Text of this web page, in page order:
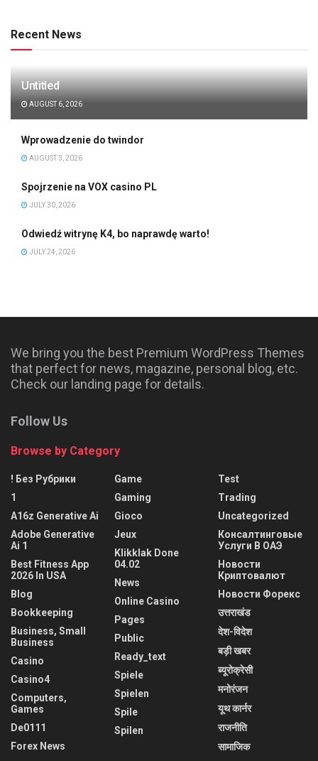
Recent News
Untitled
AUGUST 6, 2026
Wprowadzenie do twindor
AUGUST 3, 2026
Spojrzenie na VOX casino PL
JULY 30, 2026
Odwiedź witrynę K4, bo naprawdę warto!
JULY 24, 2026
We bring you the best Premium WordPress Themes
that perfect for news, magazine, personal blog, etc.
Check our landing page for details.
Follow Us
Browse by Category
! Без Рубрики
1
A16z Generative Ai
Adobe Generative
Ai 1
Best Fitness App
2026 In USA
Blog
Bookkeeping
Business, Small
Business
Casino
Casino4
Computers,
Games
De0111
Forex News
Game
Gaming
Gioco
Jeux
Klikklak Done
04.02
News
Online Casino
Pages
Public
Ready_text
Spiele
Spielen
Spile
Spilen
Test
Trading
Uncategorized
Консалтинговые
Услуги В ОАЭ
Новости
Криптовалют
Новости Форекс
उत्तराखंड
देश-विदेश
बड़ी खबर
ब्यूरोक्रेसी
मनोरंजन
यूथ कार्नर
राजनीति
सामाजिक